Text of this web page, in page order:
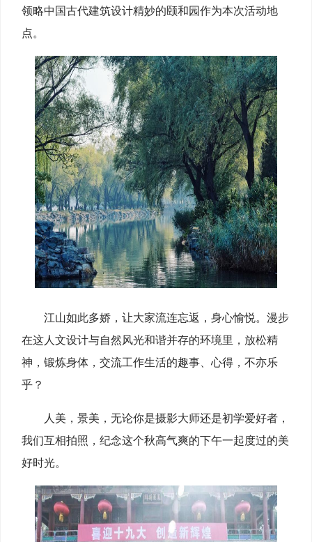
领略中国古代建筑设计精妙的颐和园作为本次活动地
点。
江山如此多娇，让大家流连忘返，身心愉悦。漫步
在这人文设计与自然风光和谐并存的环境里，放松精
神，锻炼身体，交流工作生活的趣事、心得，不亦乐
乎？
人美，景美，无论你是摄影大师还是初学爱好者，
我们互相拍照，纪念这个秋高气爽的下午一起度过的美
好时光。